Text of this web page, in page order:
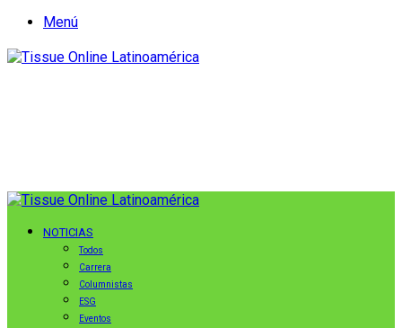
Menú
NOTICIAS
Todos
Carrera
Columnistas
ESG
Eventos